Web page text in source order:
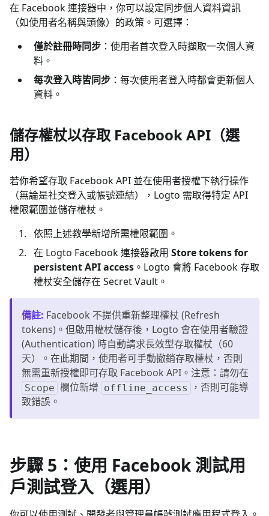
在 Facebook 連接器中，你可以設定同步個人資料資訊
（如使用者名稱與頭像）的政策。可選擇：
僅於註冊時同步 ：使用者首次登入時擷取一次個人資
料。
每次登入時皆同步 ：每次使用者登入時都會更新個人
資料。
儲存權杖以存取 Facebook API（選
用）
若你希望存取 Facebook API 並在使用者授權下執行操作
（無論是社交登入或帳號連結），Logto 需取得特定 API
權限範圍並儲存權杖。
依照上述教學新增所需權限範圍。
在 Logto Facebook 連接器啟用 Store tokens for
persistent API access 。Logto 會將 Facebook 存取
權杖安全儲存在 Secret Vault。
備註: Facebook 不提供重新整理權杖 (Refresh
tokens)。但啟用權杖儲存後，Logto 會在使用者驗證
(Authentication) 時自動請求長效型存取權杖（60
天）。在此期間，使用者可手動撤銷存取權杖，否則
無需重新授權即可存取 Facebook API。注意：請勿在
Scope 欄位新增 offline_access
，否則可能導
致錯誤。
步驟 5：使用 Facebook 測試用
戶測試登入（選用）